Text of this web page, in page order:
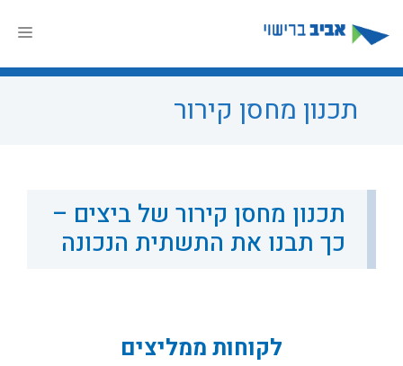
לתוכן
תכנון מחסן קירור
תכנון מחסן קירור של ביצים –
כך תבנו את התשתית הנכונה
לקוחות ממליצים